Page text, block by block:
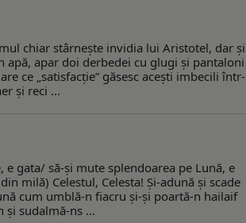
chiar stârneşte invidia lui Aristotel, dar şi
apă, apar doi derbedei cu glugi şi pantaloni
ce „satisfacţie” găsesc aceşti imbecili într-
şi reci ...
e gata/ să-şi mute splendoarea pe Lună, e
milă) Celestul, Celesta! Şi-adună şi scade
cum umblă-n fiacru şi-şi poartă-n hailaif
sudalmă-ns ...